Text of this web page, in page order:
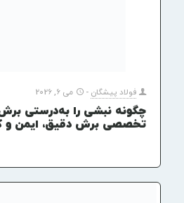
فولاد پیشگان - می 6, 2026
چگونه نبشی را به‌درستی
تخصصی برش دقیق، ایمن و